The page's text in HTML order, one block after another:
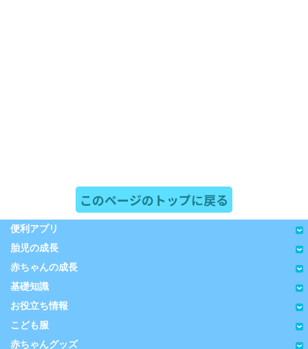
このページのトップに戻る
便利アプリ
胎児の成長
赤ちゃんの成長
基礎知識
お役立ち情報
こども服
赤ちゃんグッズ